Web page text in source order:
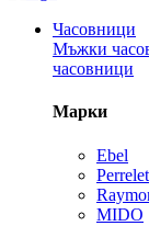
Часовници
Мъжки
часовници
Марки
Ebel
Perrelet
MIDO